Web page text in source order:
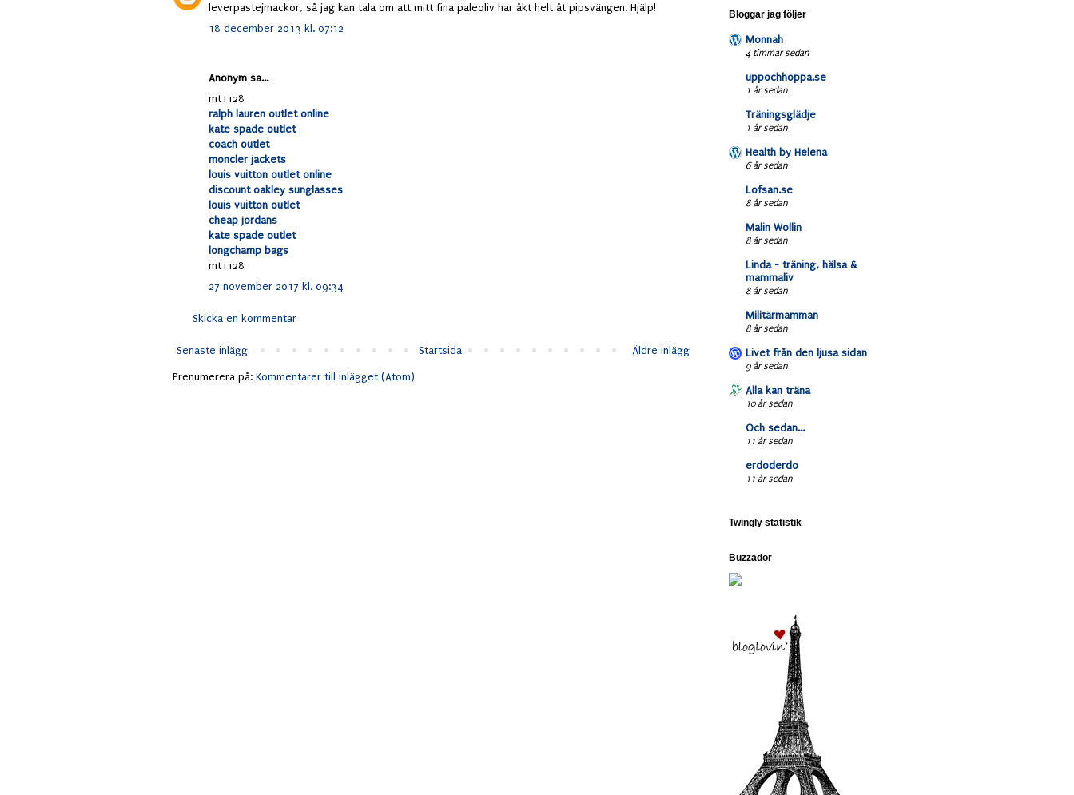
leverpastejmackor, så jag kan tala om att mitt fina paleoliv har åkt helt åt pipsvängen. Hjälp!
18 december 2013 kl. 07:12
Anonym sa...
mt1128
ralph lauren outlet online
kate spade outlet
coach outlet
moncler jackets
louis vuitton outlet online
discount oakley sunglasses
louis vuitton outlet
cheap jordans
kate spade outlet
longchamp bags
mt1128
27 november 2017 kl. 09:34
Skicka en kommentar
Senaste inlägg Äldre inlägg
Startsida
Prenumerera på: Kommentarer till inlägget (Atom)
Bloggar jag följer
Monnah
4 timmar sedan
uppochhoppa.se
1 år sedan
Träningsglädje
1 år sedan
Health by Helena
6 år sedan
Lofsan.se
8 år sedan
Malin Wollin
8 år sedan
Linda - träning, hälsa &
mammaliv
8 år sedan
Militärmamman
8 år sedan
Livet från den ljusa sidan
9 år sedan
Alla kan träna
10 år sedan
Och sedan...
11 år sedan
erdoderdo
11 år sedan
Twingly statistik
Buzzador